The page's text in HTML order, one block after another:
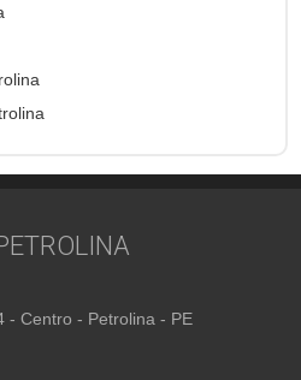
- Centro - Petrolina - PE